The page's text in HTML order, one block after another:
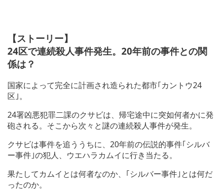
【ストーリー】
24区で連続殺人事件発生。20年前の事件との関
係は？
国家によって完全に計画され造られた都市｢カントウ24
区｣。
24署凶悪犯罪二課のクサビは、帰宅途中に突如何者かに発
砲される。そこから次々と謎の連続殺人事件が発生。
クサビは事件を追ううちに、20年前の伝説的事件｢シルバ
ー事件｣の犯人、ウエハラカムイに行き当たる。
果たしてカムイとは何者なのか、｢シルバー事件｣とは何だ
ったのか。